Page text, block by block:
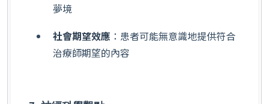
夢境
社會期望效應 ：患者可能無意識地提供符合
治療師期望的內容